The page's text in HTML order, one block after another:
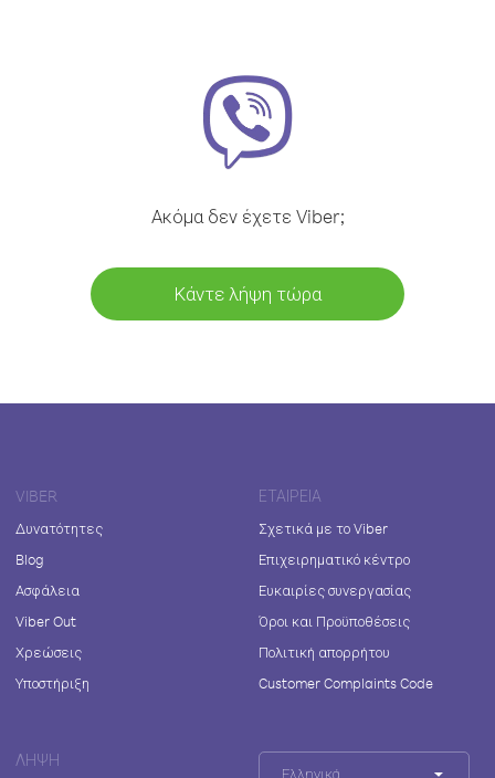
Ακόμα δεν έχετε Viber;
Κάντε λήψη τώρα
VIBER
Δυνατότητες
Blog
Ασφάλεια
Viber Out
Χρεώσεις
Υποστήριξη
ΕΤΑΙΡΕΊΑ
Σχετικά με το Viber
Επιχειρηματικό κέντρο
Ευκαιρίες συνεργασίας
Όροι και Προϋποθέσεις
Πολιτική απορρήτου
Customer Complaints Code
ΛΉΨΗ
Ελληνικά